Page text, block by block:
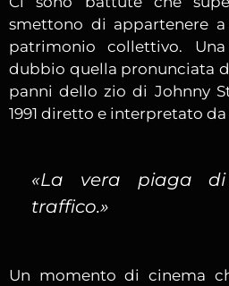
smettono di appartenere
patrimonio collettivo.
dubbio quella pronunciata
panni dello zio di Johnny
1991 diretto e interpretato da
«La vera piaga
traffico.»
Un momento di cinema